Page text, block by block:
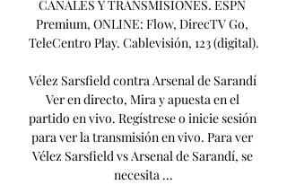
CANALES Y TRANSMISIONES. ESPN
Premium, ONLINE: Flow, DirecTV Go,
TeleCentro Play. Cablevisión, 123 (digital).
Vélez Sarsfield contra Arsenal de Sarandí
Ver en directo, Mira y apuesta en el
partido en vivo. Regístrese o inicie sesión
para ver la transmisión en vivo. Para ver
Vélez Sarsfield vs Arsenal de Sarandí, se
necesita ...